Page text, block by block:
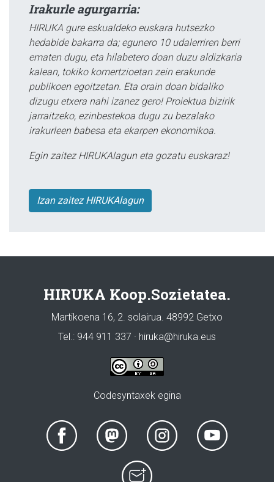
Irakurle agurgarria:
HIRUKA gure eskualdeko euskara hutsezko
hedabide bakarra da; egunero 10 udalerriren berri
ematen dugu, eta hilabetero doan duzu aldizkaria
kalean, tokiko komertzioetan zein erakunde
publikoen egoitzetan. Eta orain doan bidaliko
dizugu etxera nahi izanez gero! Proiektua bizirik
jarraitzeko, ezinbestekoa dugu zu bezalako
irakurleen babesa eta ekarpen ekonomikoa.
Egin zaitez HIRUKAlagun eta gozatu euskaraz!
Izan zaitez HIRUKAlagun
HIRUKA Koop.Sozietatea.
Martikoena 16, 2. solairua. 48992 Getxo
Tel.: 944 911 337 · hiruka@hiruka.eus
Codesyntaxek egina